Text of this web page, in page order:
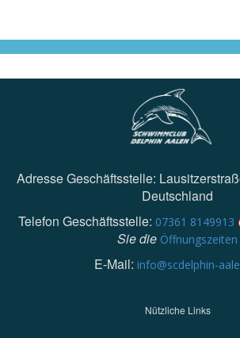
Adresse Geschäftsstelle:
Deutschland
Telefon Geschäftsstelle: 07361 8149913
Sie die Öffnungszeiten
E-Mail: info@scdelphin-
Nützliche Links